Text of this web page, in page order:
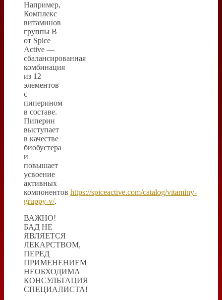
Например,
Комплекс
витаминов
группы B
от Spice
Active —
сбалансированная
комбинация
из 12
элементов
с
пиперином
в составе.
Пиперин
выступает
в качестве
биобустера
и
повышает
усвоение
активных
компонентов https://spiceactive.com/catalog/vitaminy-
gruppy-v/.
ВАЖНО!
БАД НЕ
ЯВЛЯЕТСЯ
ЛЕКАРСТВОМ,
ПЕРЕД
ПРИМЕНЕНИЕМ
НЕОБХОДИМА
КОНСУЛЬТАЦИЯ
СПЕЦИАЛИСТА!